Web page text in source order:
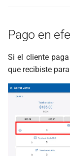
Pago en
Si el cliente
que recibiste